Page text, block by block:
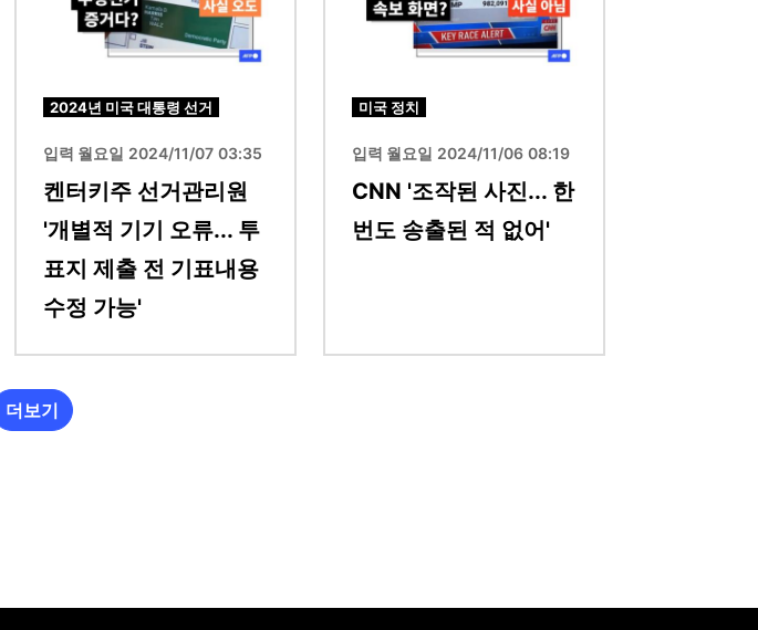
2024년 미국 대통령 선거
입력 월요일 2024/11/07 03:35
켄터키주 선거관리원
'개별적 기기 오류... 투
표지 제출 전 기표내용
수정 가능'
미국 정치
입력 월요일 2024/11/06 08:19
CNN '조작된 사진... 한
번도 송출된 적 없어'
더보기